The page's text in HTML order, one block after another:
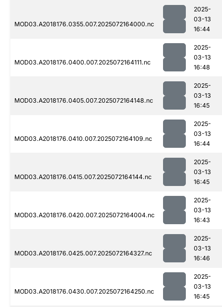
MOD03.A2018176.0355.007.2025072164000.nc
2025-
03-13
16:44
MOD03.A2018176.0400.007.2025072164111.nc
2025-
03-13
16:48
MOD03.A2018176.0405.007.2025072164148.nc
2025-
03-13
16:45
MOD03.A2018176.0410.007.2025072164109.nc
2025-
03-13
16:44
MOD03.A2018176.0415.007.2025072164144.nc
2025-
03-13
16:45
MOD03.A2018176.0420.007.2025072164004.nc
2025-
03-13
16:43
MOD03.A2018176.0425.007.2025072164327.nc
2025-
03-13
16:46
MOD03.A2018176.0430.007.2025072164250.nc
2025-
03-13
16:45